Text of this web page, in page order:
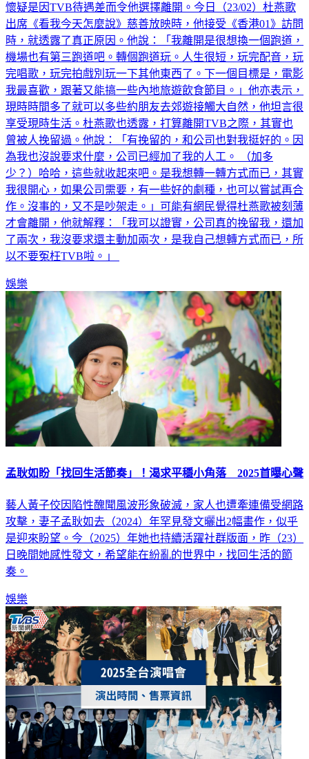
懷疑是因TVB待遇差而令他選擇離開。今日（23/02）杜燕歌
出席《看我今天怎麼說》慈善放映時，他接受《香港01》訪問
時，就透露了真正原因。他說：「我離開是很想換一個跑道，
機場也有第三跑道吧。轉個跑道玩。人生很短，玩完配音，玩
完唱歌，玩完拍戲別玩一下其他東西了。下一個目標是，電影
我最喜歡，跟著又能搞一些內地旅遊飲食節目。」他亦表示，
現時時間多了就可以多些約朋友去郊遊接觸大自然，他坦言很
享受現時生活。杜燕歌也透露，打算離開TVB之際，其實也
曾被人挽留過。他說：「有挽留的，和公司也對我挺好的。因
為我也沒說要求什麼，公司已經加了我的人工。 （加多
少？）哈哈，這些就收起來吧。是我想轉一轉方式而已，其實
我很開心，如果公司需要，有一些好的劇種，也可以嘗試再合
作。沒事的，又不是吵架走。」可能有網民覺得杜燕歌被刻薄
才會離開，他就解釋：「我可以證實，公司真的挽留我，還加
了兩次，我沒要求還主動加兩次，是我自己想轉方式而已，所
以不要冤枉TVB啦。」
娛樂
孟耿如盼「找回生活節奏」！渴求平穩小角落 2025首曝心聲
藝人黃子佼因陷性醜聞風波形象破滅，家人也遭牽連備受網路
攻擊，妻子孟耿如去（2024）年罕見發文曬出2幅畫作，似乎
是迎來盼望。今（2025）年她也持續活躍社群版面，昨（23）
日晚間她感性發文，希望能在紛亂的世界中，找回生活的節
奏。
娛樂